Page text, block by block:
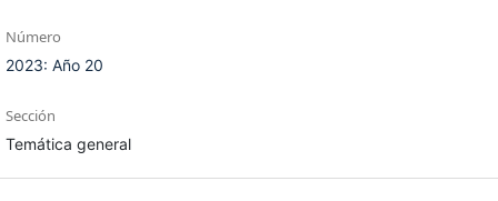
Número
2023: Año 20
Sección
Temática general